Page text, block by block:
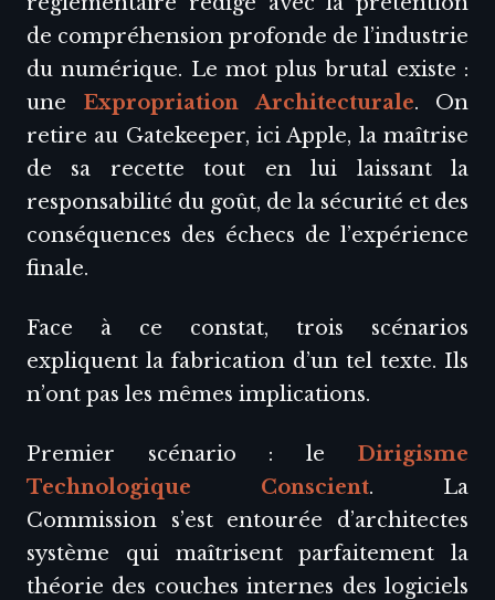
de compréhension profonde de l’industrie
du numérique. Le mot plus brutal existe :
une Expropriation Architecturale. On
retire au Gatekeeper, ici Apple, la maîtrise
de sa recette tout en lui laissant la
responsabilité du goût, de la sécurité et des
conséquences des échecs de l’expérience
finale.
Face à ce constat, trois scénarios
expliquent la fabrication d’un tel texte. Ils
n’ont pas les mêmes implications.
Premier scénario : le Dirigisme
Technologique Conscient. La
Commission s’est entourée d’architectes
système qui maîtrisent parfaitement la
théorie des couches internes des logiciels